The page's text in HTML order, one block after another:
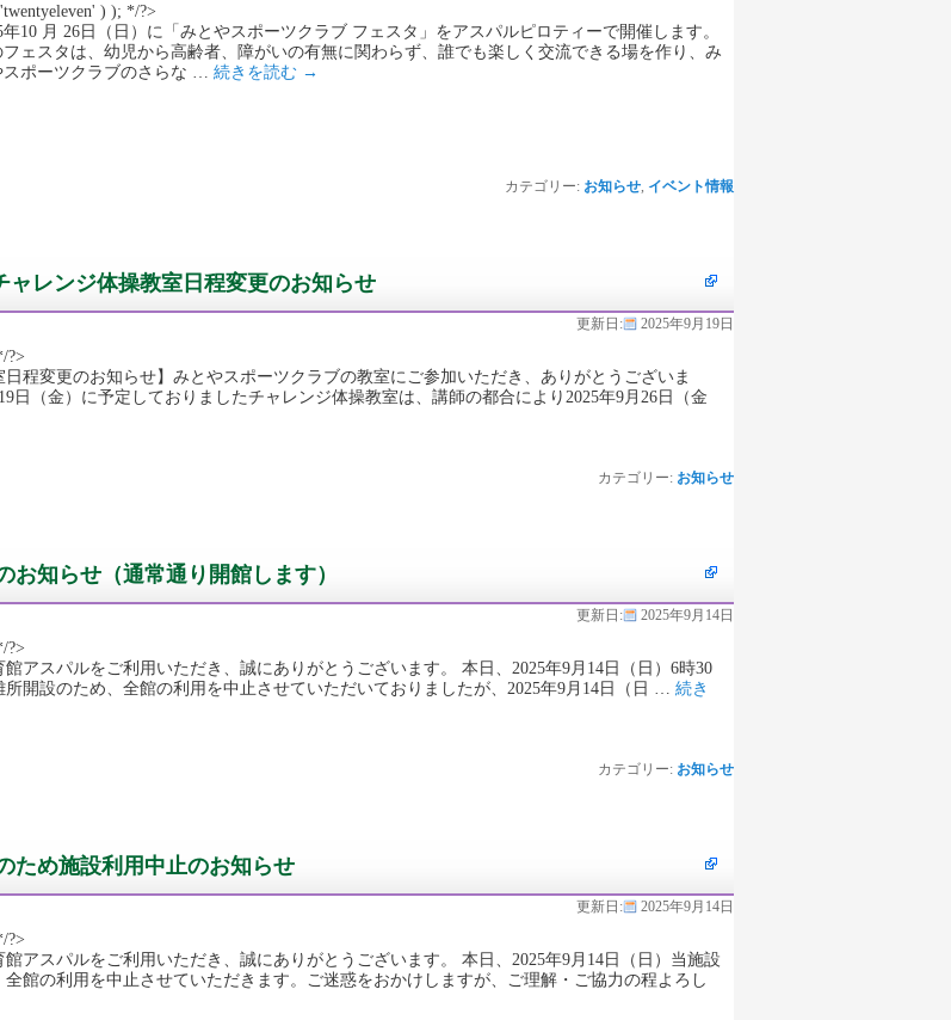
) ); */?>
年10 月 26日（日）に「みとやスポーツクラブ フェスタ」をアスパルピロティーで開催します。
フェスタは、幼児から高齢者、障がいの有無に関わらず、誰でも楽しく交流できる場を作り、み
スポーツクラブのさらな … 続きを読む →
カテゴリー: お知らせ, イベント情報
ャレンジ体操教室日程変更のお知らせ
更新日: 2025年9月19日
?>
日程変更のお知らせ】みとやスポーツクラブの教室にご参加いただき、ありがとうございま
日（金）に予定しておりましたチャレンジ体操教室は、講師の都合により2025年9月26日（金
カテゴリー: お知らせ
お知らせ（通常通り開館します）
更新日: 2025年9月14日
?>
アスパルをご利用いただき、誠にありがとうございます。 本日、2025年9月14日（日）6時30
開設のため、全館の利用を中止させていただいておりましたが、2025年9月14日（日 … 続き
カテゴリー: お知らせ
ため施設利用中止のお知らせ
更新日: 2025年9月14日
?>
アスパルをご利用いただき、誠にありがとうございます。 本日、2025年9月14日（日）当施設
館の利用を中止させていただきます。ご迷惑をおかけしますが、ご理解・ご協力の程よろし